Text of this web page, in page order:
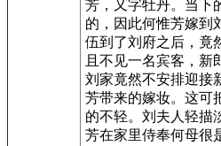
芳，又字牡丹。当下
的，因此何惟芳嫁到
伍到了刘府之后，竟
且不见一名宾客，新
刘家竟然不安排迎接
芳带来的嫁妆。这可
的不轻。刘夫人轻描
芳在家里侍奉何母很